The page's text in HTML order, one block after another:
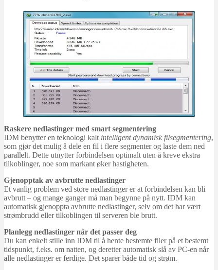
Raskere nedlastinger med smart segmentering
IDM benytter en teknologi kalt intelligent dynamisk filsegmentering,
som gjør det mulig å dele en fil i flere segmenter og laste dem ned
parallelt. Dette utnytter forbindelsen optimalt uten å kreve ekstra
tilkoblinger, noe som markant øker hastigheten.
Gjenopptak av avbrutte nedlastinger
Et vanlig problem ved store nedlastinger er at forbindelsen kan bli
avbrutt – og mange ganger må man begynne på nytt. IDM kan
automatisk gjenoppta avbrutte nedlastinger, selv om det har vært
strømbrudd eller tilkoblingen til serveren ble brutt.
Planlegg nedlastinger når det passer deg
Du kan enkelt stille inn IDM til å hente bestemte filer på et bestemt
tidspunkt, f.eks. om natten, og deretter automatisk slå av PC-en når
alle nedlastinger er ferdige. Det sparer både tid og strøm.